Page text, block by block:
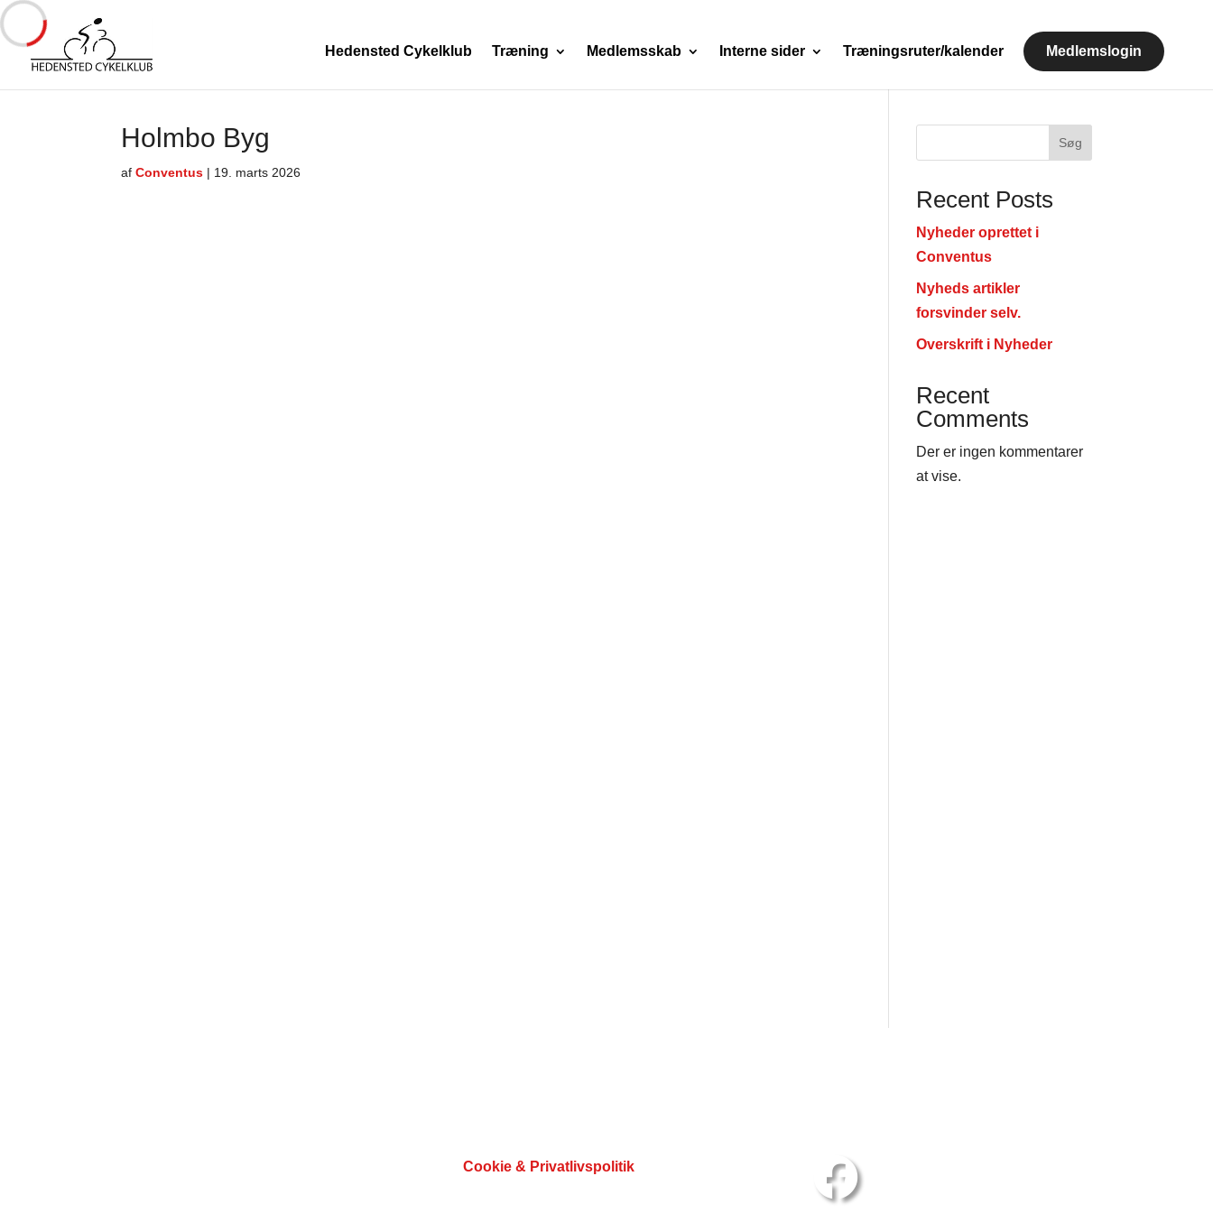
Hedensted Cykelklub Træning Medlemsskab Interne sider Træningsruter/kalender Medlemslogin
Holmbo Byg
afConventus | 19. marts 2026
Søg
Recent Posts
Nyheder oprettet i
Conventus
Nyheds artikler
forsvinder selv.
Overskrift i Nyheder
Recent
Comments
Der er ingen kommentarer
at vise.
Cookie & Privatlivspolitik